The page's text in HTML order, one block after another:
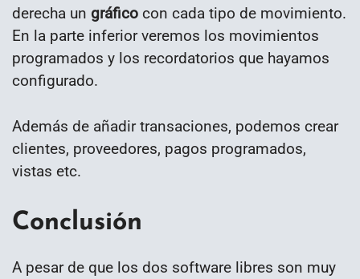
derecha un gráfico con cada tipo de movimiento.
En la parte inferior veremos los movimientos
programados y los recordatorios que hayamos
configurado.
Además de añadir transaciones, podemos crear
clientes, proveedores, pagos programados,
vistas etc.
Conclusión
A pesar de que los dos software libres son muy